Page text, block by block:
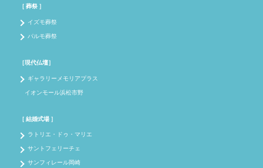
［ 葬祭 ］
イズモ葬祭
パルモ葬祭
［現代仏壇］
ギャラリーメモリアプラス
イオンモール浜松市野
［ 結婚式場 ］
ラトリエ・ドゥ・マリエ
サントフェリーチェ
サンフィレール岡崎